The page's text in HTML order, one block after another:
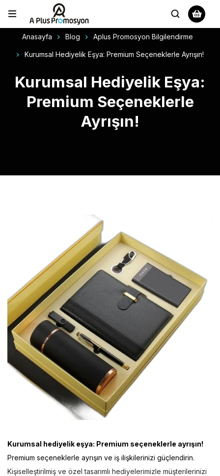
Anasayfa Blog Aplus Promosyon Bilgilendirme
Kurumsal Hediyelik Eşya: Premium Seçeneklerle Ayrışın!
Kurumsal Hediyelik Eşya:
Premium Seçeneklerle
Ayrışın!
Kurumsal hediyelik eşya: Premium seçeneklerle ayrışın!
Premium seçeneklerle ayrışın ve iş ilişkilerinizi güçlendirin.
Kişiselleştirilmiş ve özel tasarımlı hediyelerimizle müşterilerinizi